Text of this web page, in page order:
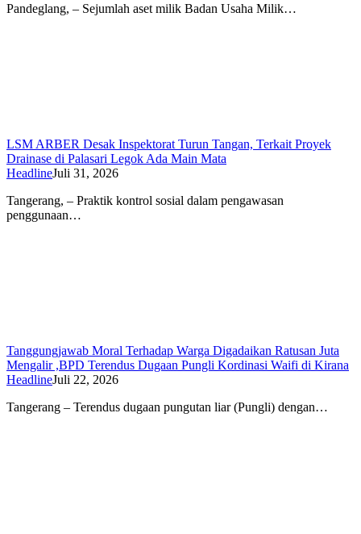
Pandeglang, – Sejumlah aset milik Badan Usaha Milik…
LSM ARBER Desak Inspektorat Turun Tangan, Terkait Proyek
Drainase di Palasari Legok Ada Main Mata
HeadlineJuli 31, 2026
Tangerang, – Praktik kontrol sosial dalam pengawasan
penggunaan…
Tanggungjawab Moral Terhadap Warga Digadaikan Ratusan Juta
Mengalir ,BPD Terendus Dugaan Pungli Kordinasi Waifi di Kirana
HeadlineJuli 22, 2026
Tangerang – Terendus dugaan pungutan liar (Pungli) dengan…